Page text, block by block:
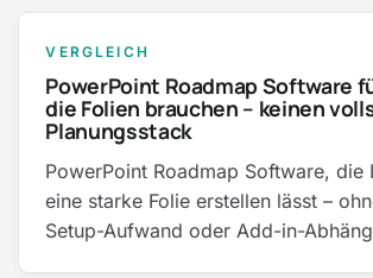
VERGLEICH
PowerPoint Roadmap Software
die Folien brauchen – keinen
Planungsstack
PowerPoint Roadmap Software, die
eine starke Folie erstellen lässt –
Setup-Aufwand oder Add-in-